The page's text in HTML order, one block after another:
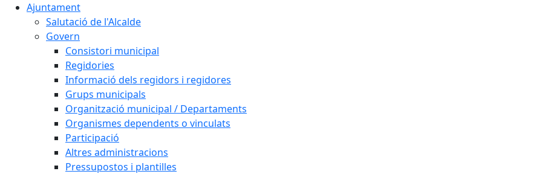
Ajuntament
Salutació de l'Alcalde
Govern
Consistori municipal
Regidories
Informació dels regidors i regidores
Grups municipals
Organització municipal / Departaments
Organismes dependents o vinculats
Participació
Altres administracions
Pressupostos i plantilles